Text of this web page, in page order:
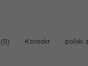
Kontakt polski